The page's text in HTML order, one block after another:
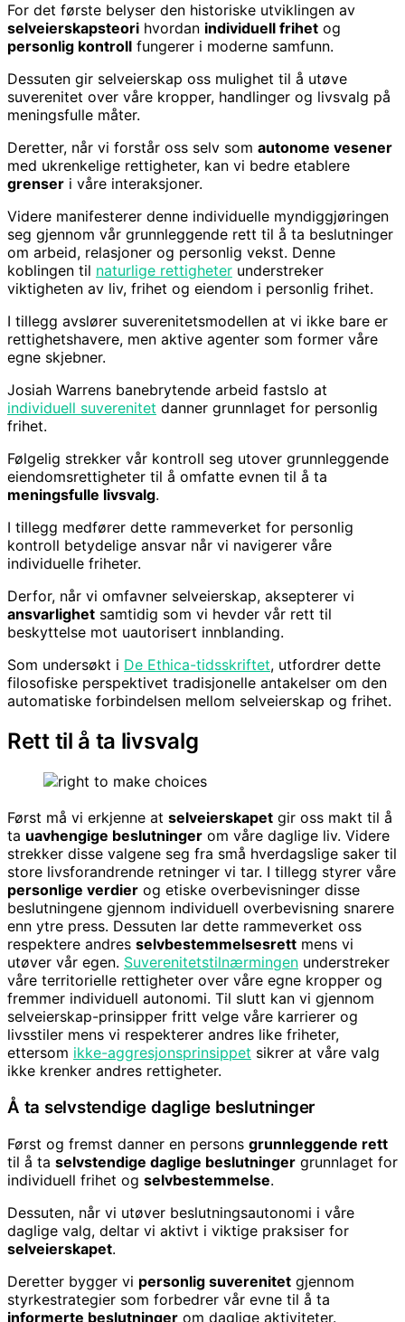
For det første belyser den historiske utviklingen av
selveierskapsteori hvordan individuell frihet og
personlig kontroll fungerer i moderne samfunn.
Dessuten gir selveierskap oss mulighet til å utøve
suverenitet over våre kropper, handlinger og livsvalg på
meningsfulle måter.
Deretter, når vi forstår oss selv som autonome vesener
med ukrenkelige rettigheter, kan vi bedre etablere
grenser i våre interaksjoner.
Videre manifesterer denne individuelle myndiggjøringen
seg gjennom vår grunnleggende rett til å ta beslutninger
om arbeid, relasjoner og personlig vekst. Denne
koblingen til naturlige rettigheter understreker
viktigheten av liv, frihet og eiendom i personlig frihet.
I tillegg avslører suverenitetsmodellen at vi ikke bare er
rettighetshavere, men aktive agenter som former våre
egne skjebner.
Josiah Warrens banebrytende arbeid fastslo at
individuell suverenitet danner grunnlaget for personlig
frihet.
Følgelig strekker vår kontroll seg utover grunnleggende
eiendomsrettigheter til å omfatte evnen til å ta
meningsfulle livsvalg.
I tillegg medfører dette rammeverket for personlig
kontroll betydelige ansvar når vi navigerer våre
individuelle friheter.
Derfor, når vi omfavner selveierskap, aksepterer vi
ansvarlighet samtidig som vi hevder vår rett til
beskyttelse mot uautorisert innblanding.
Som undersøkt i De Ethica-tidsskriftet, utfordrer dette
filosofiske perspektivet tradisjonelle antakelser om den
automatiske forbindelsen mellom selveierskap og frihet.
Rett til å ta livsvalg
Først må vi erkjenne at selveierskapet gir oss makt til å
ta uavhengige beslutninger om våre daglige liv. Videre
strekker disse valgene seg fra små hverdagslige saker til
store livsforandrende retninger vi tar. I tillegg styrer våre
personlige verdier og etiske overbevisninger disse
beslutningene gjennom individuell overbevisning snarere
enn ytre press. Dessuten lar dette rammeverket oss
respektere andres selvbestemmelsesrett mens vi
utøver vår egen. Suverenitetstilnærmingen understreker
våre territorielle rettigheter over våre egne kropper og
fremmer individuell autonomi. Til slutt kan vi gjennom
selveierskap-prinsipper fritt velge våre karrierer og
livsstiler mens vi respekterer andres like friheter,
ettersom ikke-aggresjonsprinsippet sikrer at våre valg
ikke krenker andres rettigheter.
Å ta selvstendige daglige beslutninger
Først og fremst danner en persons grunnleggende rett
til å ta selvstendige daglige beslutninger grunnlaget for
individuell frihet og selvbestemmelse.
Dessuten, når vi utøver beslutningsautonomi i våre
daglige valg, deltar vi aktivt i viktige praksiser for
selveierskapet.
Deretter bygger vi personlig suverenitet gjennom
styrkestrategier som forbedrer vår evne til å ta
informerte beslutninger om daglige aktiviteter.